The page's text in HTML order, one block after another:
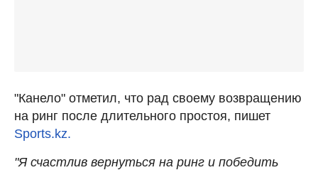
"Канело" отметил, что рад своему возвращению
на ринг после длительного простоя, пишет
Sports.kz.
"Я счастлив вернуться на ринг и победить